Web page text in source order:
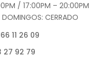
/ 17:00PM – 20:00PM
CERRADO
11 26 09
27 92 79